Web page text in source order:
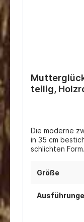
teilig,
Die moderne
in 35 cm
schlichten
aus zwei
für
geschnitzt
Größe